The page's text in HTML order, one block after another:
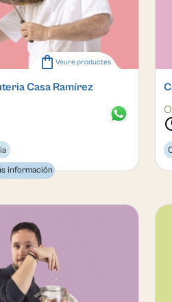
shopping_bag Veure productes
Casa Ramírez
información